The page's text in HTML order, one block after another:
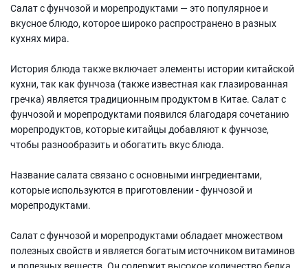
Салат с фунчозой и морепродуктами — это популярное и
вкусное блюдо, которое широко распространено в разных
кухнях мира.
История блюда также включает элементы истории китайской
кухни, так как фунчоза (также известная как глазированная
гречка) является традиционным продуктом в Китае. Салат с
фунчозой и морепродуктами появился благодаря сочетанию
морепродуктов, которые китайцы добавляют к фунчозе,
чтобы разнообразить и обогатить вкус блюда.
Название салата связано с основными ингредиентами,
которые используются в приготовлении - фунчозой и
морепродуктами.
Салат с фунчозой и морепродуктами обладает множеством
полезных свойств и является богатым источником витаминов
и полезных веществ. Он содержит высокое количество белка,